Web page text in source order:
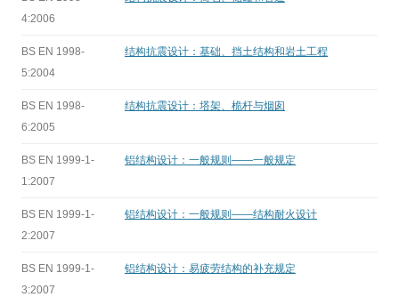
4:2006
BS EN 1998-
5:2004
结构抗震设计：基础、挡土结构和岩土工程
BS EN 1998-
6:2005
结构抗震设计：塔架、桅杆与烟囱
BS EN 1999-1-
1:2007
铝结构设计：一般规则——一般规定
BS EN 1999-1-
2:2007
铝结构设计：一般规则——结构耐火设计
BS EN 1999-1-
3:2007
铝结构设计：易疲劳结构的补充规定